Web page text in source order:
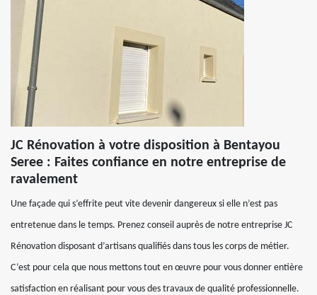
JC Rénovation à votre disposition à Bentayou
Seree : Faites confiance en notre entreprise de
ravalement
Une façade qui s’effrite peut vite devenir dangereux si elle n’est pas
entretenue dans le temps. Prenez conseil auprès de notre entreprise JC
Rénovation disposant d’artisans qualifiés dans tous les corps de métier.
C’est pour cela que nous mettons tout en œuvre pour vous donner entière
satisfaction en réalisant pour vous des travaux de qualité professionnelle.